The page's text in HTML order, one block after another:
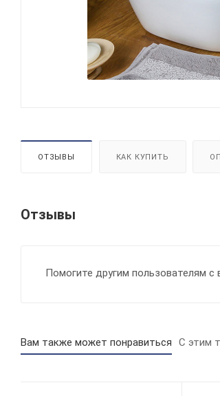
ОТЗЫВЫ КАК КУПИТЬ
Отзывы
Помогите другим пользователям
Вам также может понравиться С этим